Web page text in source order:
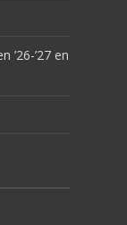
’26-’27 en